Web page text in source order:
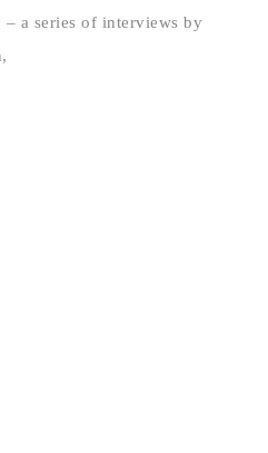
a series of interviews by